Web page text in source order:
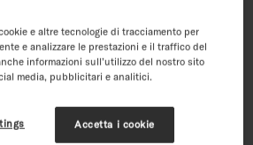
12 Bevande - Con vitamine
4.7/5
e altre tecnologie di tracciamento per
e analizzare le prestazioni e il traffico del
informazioni sull’utilizzo del nostro sito
media, pubblicitari e analitici.
Accetta i cookie